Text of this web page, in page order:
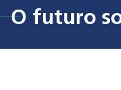
O futuro